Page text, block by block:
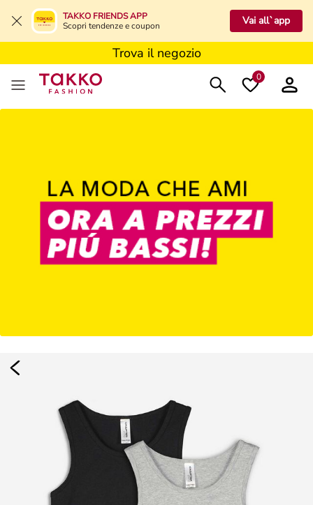
TAKKO FRIENDS APP
Scopri tendenze e coupon
Vai all`app
Trova il negozio
Trova il negozio
0